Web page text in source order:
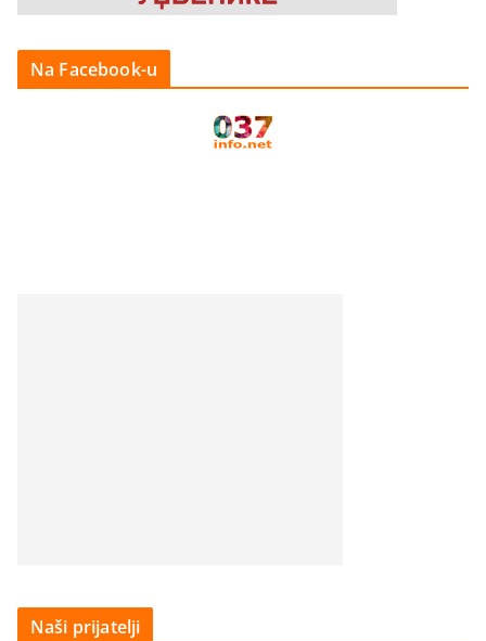
Na Facebook-u
Naši prijatelji